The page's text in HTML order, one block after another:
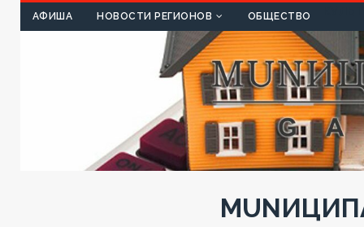
АФИША НОВОСТИ РЕГИОНОВ ОБЩЕСТВО